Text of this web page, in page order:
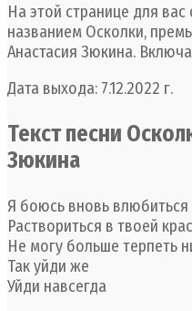
На этой странице для
названием Осколки,
Анастасия Зюкина.
Дата выхода: 7.12.2022 г.
Текст песни
Зюкина
Я боюсь вновь влюбиться
Раствориться в твоей
Не могу больше терпеть
Так уйди же
Уйди навсегда